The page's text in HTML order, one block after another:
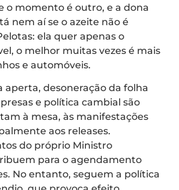
o momento é outro, e a dona
nem aí se o azeite não é
ela quer apenas o
o melhor muitas vezes é mais
e automóveis.
aperta, desoneração da folha
e política cambial são
à mesa, às manifestações
aos releases.
do próprio Ministro
para o agendamento
No entanto, seguem a política